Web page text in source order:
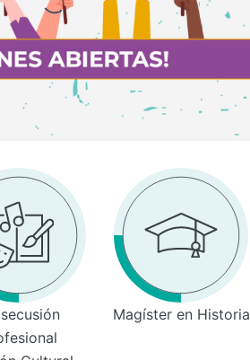
Magíster en Historia